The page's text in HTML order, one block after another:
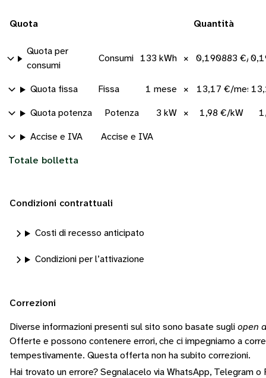
Quota Quantità
Quota per
consumi
Consumi 133 kWh × 0,190883 €/
Quota fissa Fissa 1 mese × 13,17 €/mese
Quota potenza Potenza 3 kW × 1,98 €/kW
Accise e IVA Accise e IVA
Totale bolletta
Condizioni contrattuali
Costi di recesso anticipato
Condizioni per l’attivazione
Correzioni
Diverse informazioni presenti sul sito sono basate sugli open
Offerte e possono contenere errori, che ci impegniamo a
tempestivamente. Questa offerta non ha subito correzioni.
Hai trovato un errore? Segnalacelo via WhatsApp, Telegram o